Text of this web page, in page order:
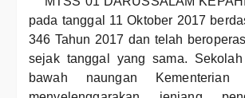
pada tanggal 11 Oktober 2017
346 Tahun 2017 dan telah
sejak tanggal yang sama.
bawah naungan